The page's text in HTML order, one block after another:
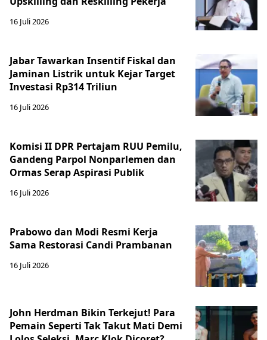
16 Juli 2026
Jabar Tawarkan Insentif Fiskal dan
Jaminan Listrik untuk Kejar Target
Investasi Rp314 Triliun
16 Juli 2026
Komisi II DPR Pertajam RUU Pemilu,
Gandeng Parpol Nonparlemen dan
Ormas Serap Aspirasi Publik
16 Juli 2026
Prabowo dan Modi Resmi Kerja
Sama Restorasi Candi Prambanan
16 Juli 2026
John Herdman Bikin Terkejut! Para
Pemain Seperti Tak Takut Mati Demi